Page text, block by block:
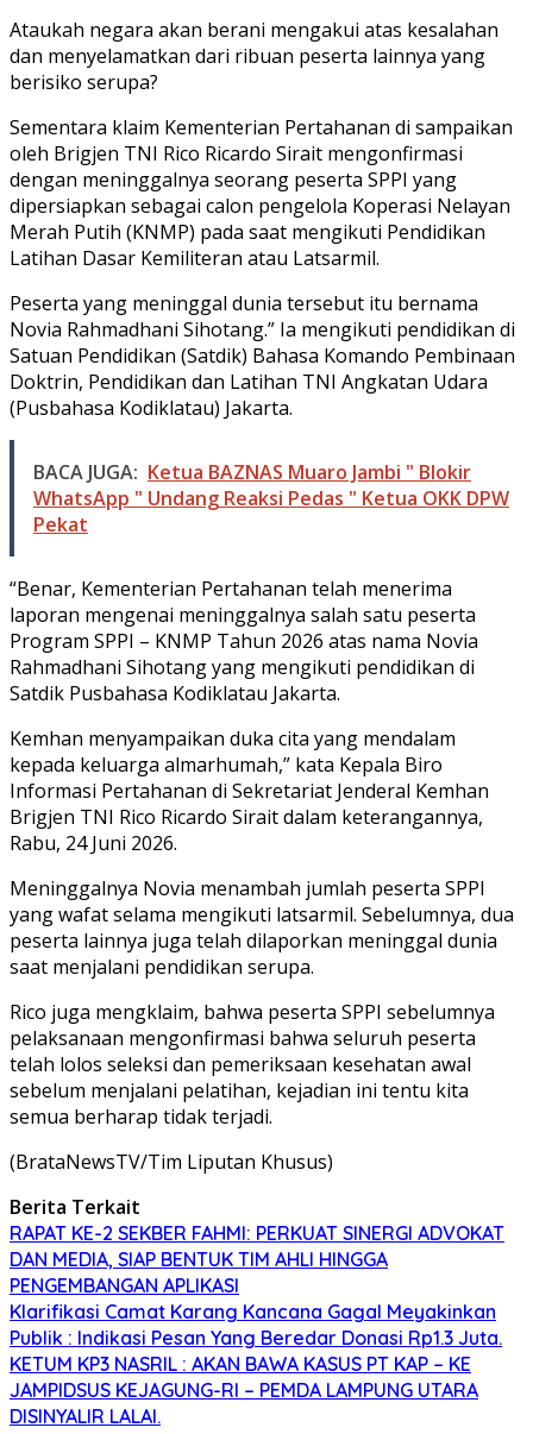
Ataukah negara akan berani mengakui atas kesalahan
dan menyelamatkan dari ribuan peserta lainnya yang
berisiko serupa?
Sementara klaim Kementerian Pertahanan di sampaikan
oleh Brigjen TNI Rico Ricardo Sirait mengonfirmasi
dengan meninggalnya seorang peserta SPPI yang
dipersiapkan sebagai calon pengelola Koperasi Nelayan
Merah Putih (KNMP) pada saat mengikuti Pendidikan
Latihan Dasar Kemiliteran atau Latsarmil.
Peserta yang meninggal dunia tersebut itu bernama
Novia Rahmadhani Sihotang.” Ia mengikuti pendidikan di
Satuan Pendidikan (Satdik) Bahasa Komando Pembinaan
Doktrin, Pendidikan dan Latihan TNI Angkatan Udara
(Pusbahasa Kodiklatau) Jakarta.
BACA JUGA: Ketua BAZNAS Muaro Jambi " Blokir
WhatsApp " Undang Reaksi Pedas " Ketua OKK DPW
Pekat
“Benar, Kementerian Pertahanan telah menerima
laporan mengenai meninggalnya salah satu peserta
Program SPPI – KNMP Tahun 2026 atas nama Novia
Rahmadhani Sihotang yang mengikuti pendidikan di
Satdik Pusbahasa Kodiklatau Jakarta.
Kemhan menyampaikan duka cita yang mendalam
kepada keluarga almarhumah,” kata Kepala Biro
Informasi Pertahanan di Sekretariat Jenderal Kemhan
Brigjen TNI Rico Ricardo Sirait dalam keterangannya,
Rabu, 24 Juni 2026.
Meninggalnya Novia menambah jumlah peserta SPPI
yang wafat selama mengikuti latsarmil. Sebelumnya, dua
peserta lainnya juga telah dilaporkan meninggal dunia
saat menjalani pendidikan serupa.
Rico juga mengklaim, bahwa peserta SPPI sebelumnya
pelaksanaan mengonfirmasi bahwa seluruh peserta
telah lolos seleksi dan pemeriksaan kesehatan awal
sebelum menjalani pelatihan, kejadian ini tentu kita
semua berharap tidak terjadi.
(BrataNewsTV/Tim Liputan Khusus)
Berita Terkait
RAPAT KE-2 SEKBER FAHMI: PERKUAT SINERGI ADVOKAT
DAN MEDIA, SIAP BENTUK TIM AHLI HINGGA
PENGEMBANGAN APLIKASI
Klarifikasi Camat Karang Kancana Gagal Meyakinkan
Publik : Indikasi Pesan Yang Beredar Donasi Rp1.3 Juta.
KETUM KP3 NASRIL : AKAN BAWA KASUS PT KAP – KE
JAMPIDSUS KEJAGUNG-RI – PEMDA LAMPUNG UTARA
DISINYALIR LALAI.